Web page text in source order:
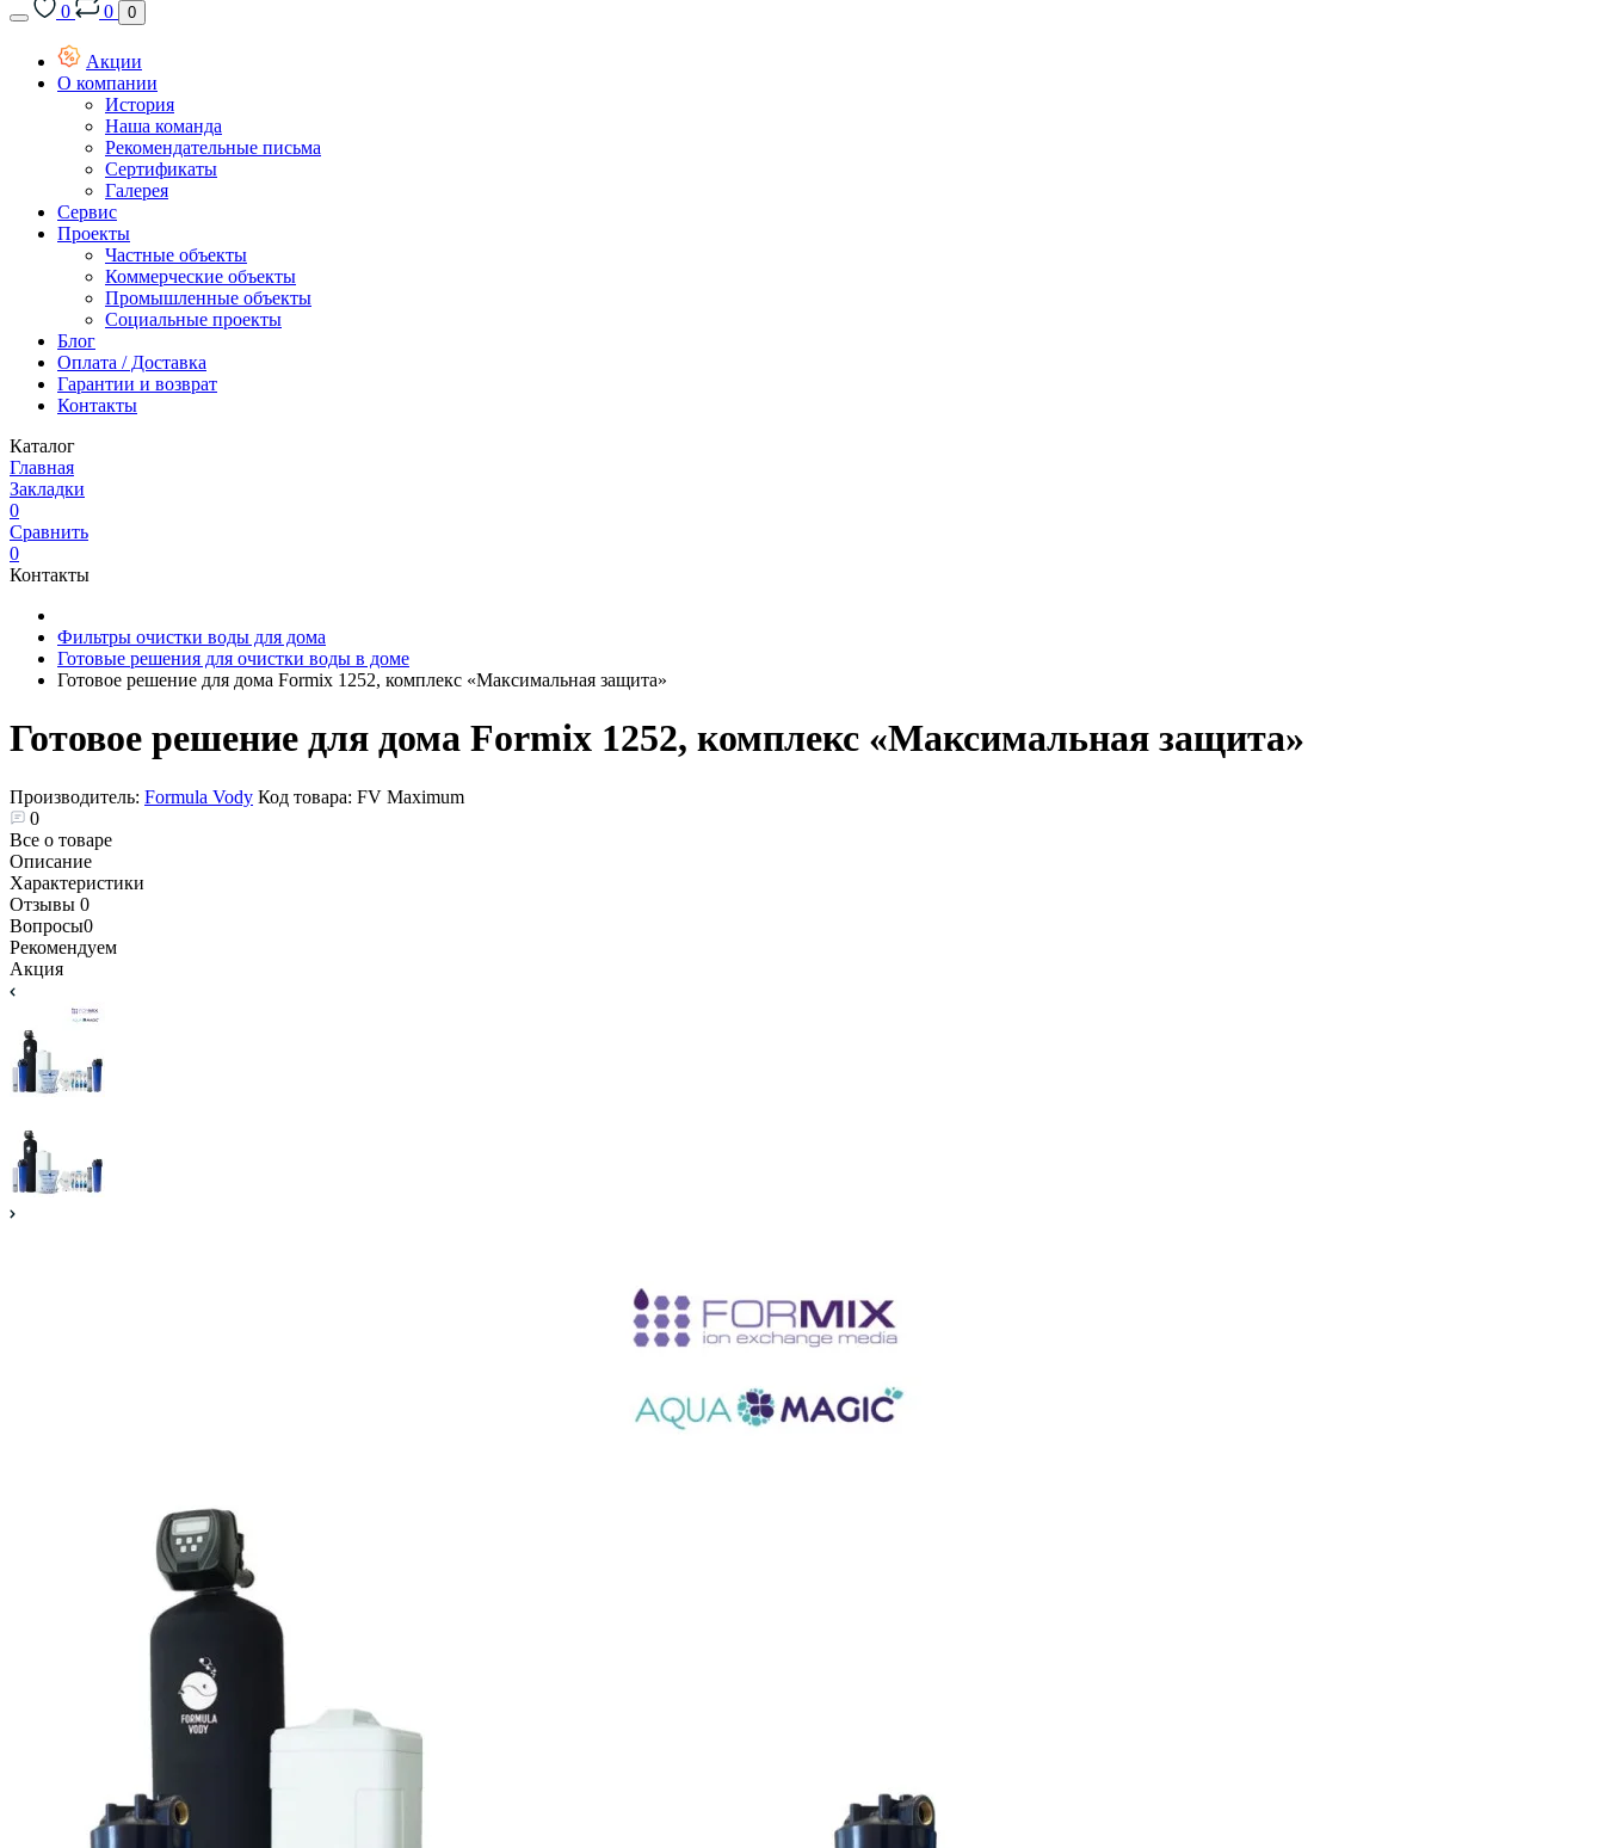
0
0 0
Акции
О компании
История
Наша команда
Рекомендательные письма
Сертификаты
Галерея
Сервис
Проекты
Частные объекты
Коммерческие объекты
Промышленные объекты
Социальные проекты
Блог
Оплата / Доставка
Гарантии и возврат
Контакты
Каталог
Главная
Закладки
0
Сравнить
0
Контакты
Фильтры очистки воды для дома
Готовые решения для очистки воды в доме
Готовое решение для дома Formix 1252, комплекс «Максимальная защита»
Готовое решение для дома Formix 1252, комплекс «Максимальная защита»
Производитель: Formula Vody Код товара: FV Maximum
0
Все о товаре
Описание
Характеристики
Отзывы 0
Вопросы0
Рекомендуем
Акция